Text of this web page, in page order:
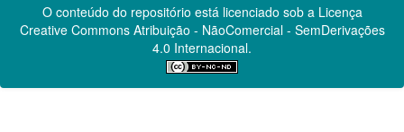
O conteúdo do repositório está licenciado sob a Licença
Creative CommonsAtribuição - NãoComercial - SemDerivações
4.0 Internacional.